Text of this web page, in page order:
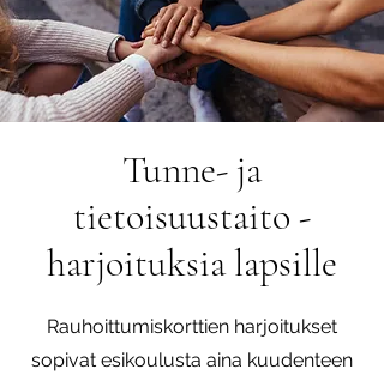
Tunne- ja
tietoisuustaito -
harjoituksia lapsille
Rauhoittumiskorttien harjoitukset
sopivat esikoulusta aina kuudenteen